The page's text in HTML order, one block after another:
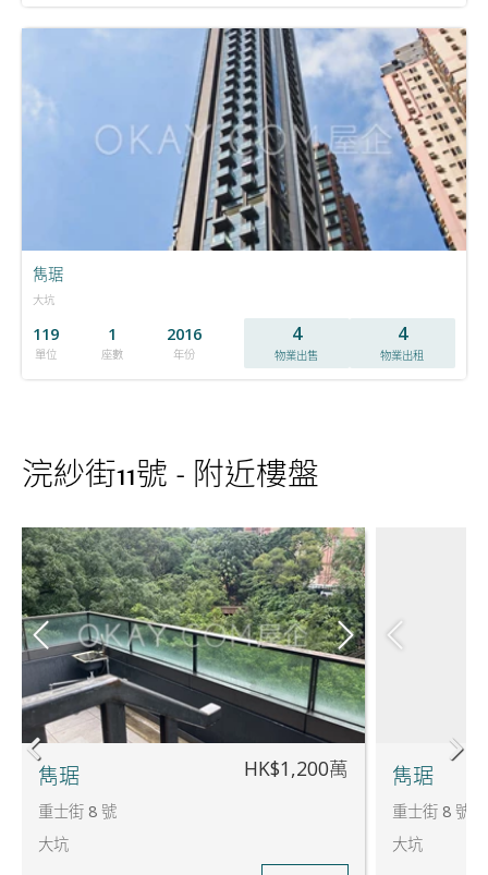
雋琚
大坑
119
單位
1
座數
2016
年份
4
物業出售
4
物業出租
浣紗街11號 - 附近樓盤
雋琚
重士街 8 號
大坑
HK$1,200萬 雋琚
重士街 8 號
大坑